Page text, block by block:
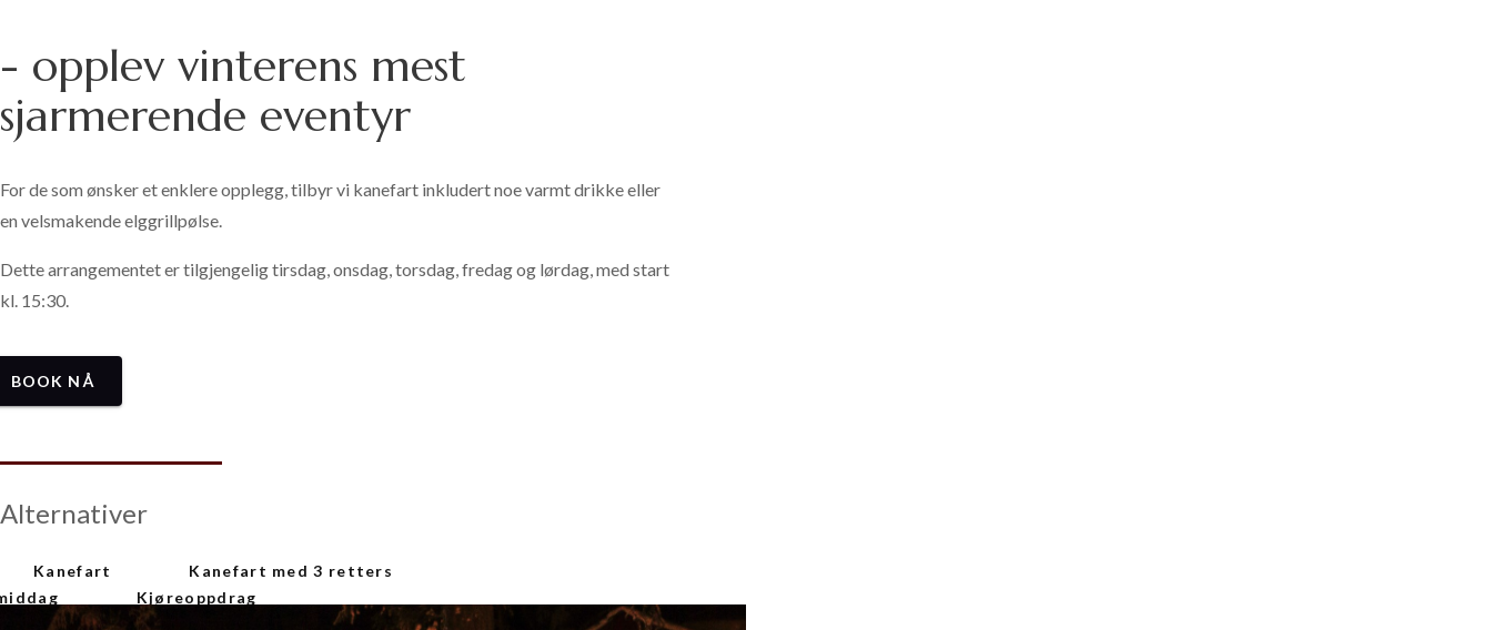
- opplev vinterens mest
sjarmerende eventyr
For de som ønsker et enklere opplegg, tilbyr vi kanefart inkludert noe varmt drikke eller
en velsmakende elggrillpølse.
Dette arrangementet er tilgjengelig tirsdag, onsdag, torsdag, fredag og lørdag, med start
kl. 15:30.
BOOK NÅ
Alternativer
Kanefart
Kanefart med 3 retters
Kjøreoppdrag